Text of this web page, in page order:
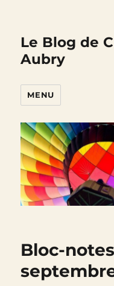
Le Blog de
Aubry
MENU
Bloc-